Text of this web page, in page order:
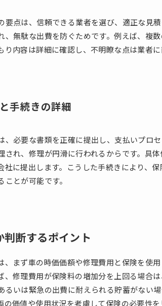
要点は、信頼できる業者を選び、適正な見
、無駄な出費を防ぐためです。例えば、複
り内容は詳細に確認し、不明瞭な点は業者
手続きの詳細
、必要な書類を正確に提出し、支払いプロ
れ、修理が円滑に行われるからです。具
社に提出します。こうした手続きにより、
とが可能です。
断するポイント
、まず車の時価価額や修理費用と保険を使
、修理費用が保険料の増加分を上回る場合
るいは緊急の出費に耐えられる貯蓄がない
価値や使用状況を考慮して保険の必要性を